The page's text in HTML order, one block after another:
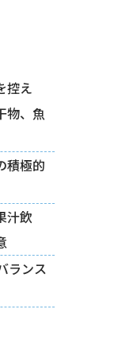
控え
物、魚
積極的
汁飲
ランス